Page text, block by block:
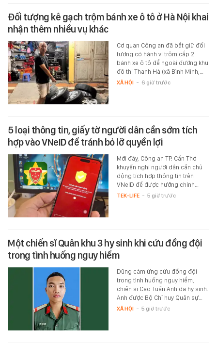
Đối tượng kê gạch trộm bánh xe ô tô ở Hà Nội khai
nhận thêm nhiều vụ khác
Cơ quan Công an đã bắt giữ đối
tượng có hành vi trộm cắp 2
bánh xe ô tô để ngoài đường khu
đô thị Thanh Hà (xã Bình Minh,…
XÃ HỘI - 6 giờ trước
5 loại thông tin, giấy tờ người dân cần sớm tích
hợp vào VNeID để tránh bỏ lỡ quyền lợi
Mới đây, Công an TP. Cần Thơ
khuyến nghị người dân cần chủ
động tích hợp thông tin trên
VNeID để được hưởng chính…
TEK-LIFE - 5 giờ trước
Một chiến sĩ Quân khu 3 hy sinh khi cứu đồng đội
trong tình huống nguy hiểm
Dũng cảm ứng cứu đồng đội
trong tình huống nguy hiểm,
chiến sĩ Cao Tuấn Anh đã hy sinh.
Anh được Bộ Chỉ huy Quân sự…
XÃ HỘI - 5 giờ trước